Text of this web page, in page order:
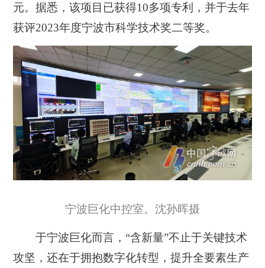
元。据悉，该项目已获得10多项专利，并于去年
获评2023年度宁波市科学技术奖二等奖。
宁波巨化中控室。沈孙晖摄
于宁波巨化而言，“含新量”不止于关键技术
攻坚，还在于拥抱数字化转型，提升全要素生产